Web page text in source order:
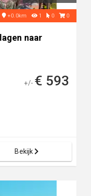
+0.0km 1 0 0
naar
+/- € 593
Bekijk